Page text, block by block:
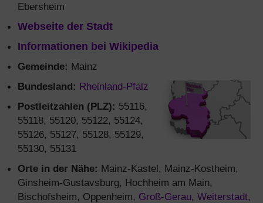
Ebersheim
Webseite der Stadt
Informationen bei Wikipedia
Gemeinde: Mainz
Bundesland: Rheinland-Pfalz
Postleitzahlen (PLZ): 55116,
55118, 55120, 55122, 55124,
55126, 55127, 55128, 55129,
55130, 55131
Orte in der Nähe: Mainz-Kastel, Mainz-Kostheim,
Ginsheim-Gustavsburg, Hochheim am Main,
Bischofsheim, Oppenheim, Groß-Gerau, Weiterstadt,